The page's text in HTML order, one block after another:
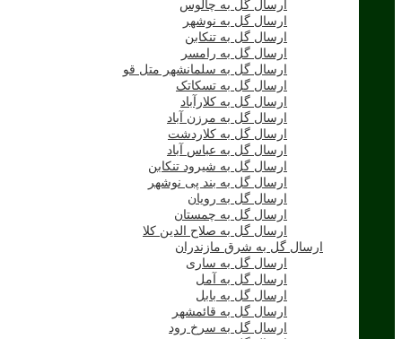
ارسال گل به چالوس
ارسال گل به نوشهر
ارسال گل به تنکابن
ارسال گل به رامسر
ارسال گل به سلمانشهر متل قو
ارسال گل به تسکاتک
ارسال گل به کلارآباد
ارسال گل به مرزن آباد
ارسال گل به کلاردشت
ارسال گل به عباس آباد
ارسال گل به شیرود تنکابن
ارسال گل به بند پی نوشهر
ارسال گل به رویان
ارسال گل به چمستان
ارسال گل به صلاح الدین کلا
ارسال گل به شرق مازندران
ارسال گل به ساری
ارسال گل به آمل
ارسال گل به بابل
ارسال گل به قائمشهر
ارسال گل به سرخ رود